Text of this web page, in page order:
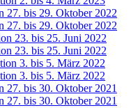
27. bis 29. Oktober 2022
27. bis 29. Oktober 2022
23. bis 25. Juni 2022
23. bis 25. Juni 2022
3. bis 5. März 2022
3. bis 5. März 2022
27. bis 30. Oktober 2021
27. bis 30. Oktober 2021